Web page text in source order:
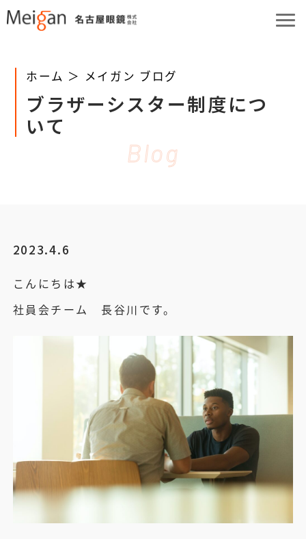
Blog
ホーム ＞ メイガン ブログ
ブラザーシスター制度につ
いて
2023.4.6
こんにちは★
社員会チーム 長谷川です。